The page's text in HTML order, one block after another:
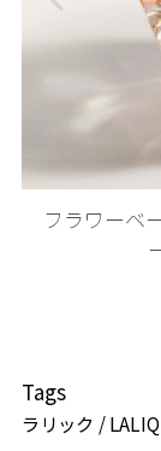
フラワーベ
Tags
ラリック /